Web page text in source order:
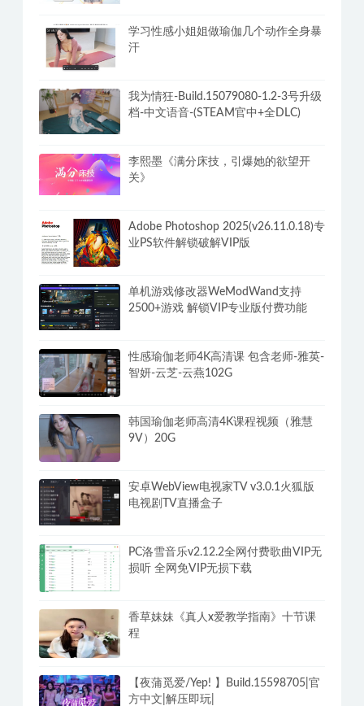
学习性感小姐姐做瑜伽几个动作全身暴
汗
我为情狂-Build.15079080-1.2-3号升级
档-中文语音-(STEAM官中+全DLC)
李熙墨《满分床技，引爆她的欲望开
关》
Adobe Photoshop 2025(v26.11.0.18)专
业PS软件解锁破解VIP版
单机游戏修改器WeModWand支持
2500+游戏 解锁VIP专业版付费功能
性感瑜伽老师4K高清课 包含老师-雅英-
智妍-云芝-云燕102G
韩国瑜伽老师高清4K课程视频（雅慧
9V）20G
安卓WebView电视家TV v3.0.1火狐版
电视剧TV直播盒子
PC洛雪音乐v2.12.2全网付费歌曲VIP无
损听 全网免VIP无损下载
香草妹妹《真人x爱教学指南》十节课
程
【夜蒲觅爱/Yep! 】Build.15598705|官
方中文|解压即玩|